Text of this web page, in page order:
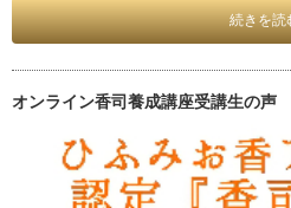
続きを読
オンライン香司養成講座受講生の声